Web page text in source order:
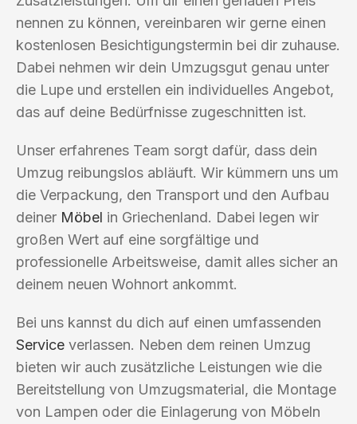
nennen zu können, vereinbaren wir gerne einen
kostenlosen Besichtigungstermin bei dir zuhause.
Dabei nehmen wir dein Umzugsgut genau unter
die Lupe und erstellen ein individuelles Angebot,
das auf deine Bedürfnisse zugeschnitten ist.
Unser erfahrenes Team sorgt dafür, dass dein
Umzug reibungslos abläuft. Wir kümmern uns um
die Verpackung, den Transport und den Aufbau
deiner Möbel in Griechenland. Dabei legen wir
großen Wert auf eine sorgfältige und
professionelle Arbeitsweise, damit alles sicher an
deinem neuen Wohnort ankommt.
Bei uns kannst du dich auf einen umfassenden
Service verlassen. Neben dem reinen Umzug
bieten wir auch zusätzliche Leistungen wie die
Bereitstellung von Umzugsmaterial, die Montage
von Lampen oder die Einlagerung von Möbeln